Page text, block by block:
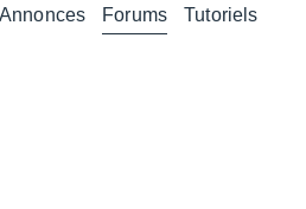
Annonces Forums Tutoriels